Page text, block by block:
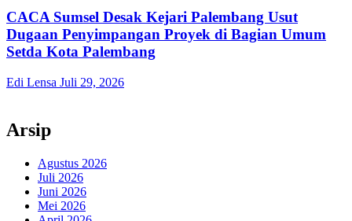
CACA Sumsel Desak Kejari Palembang Usut
Dugaan Penyimpangan Proyek di Bagian Umum
Setda Kota Palembang
Edi Lensa Juli 29, 2026
Arsip
Agustus 2026
Juli 2026
Juni 2026
Mei 2026